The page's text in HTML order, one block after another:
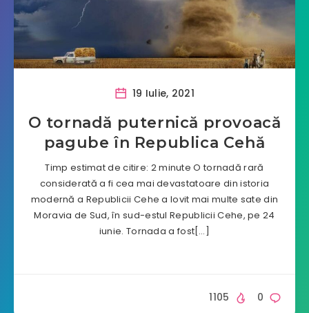
19 Iulie, 2021
O tornadă puternică provoacă
pagube în Republica Cehă
Timp estimat de citire: 2 minute O tornadă rară
considerată a fi cea mai devastatoare din istoria
modernă a Republicii Cehe a lovit mai multe sate din
Moravia de Sud, în sud-estul Republicii Cehe, pe 24
iunie. Tornada a fost[…]
0
1105